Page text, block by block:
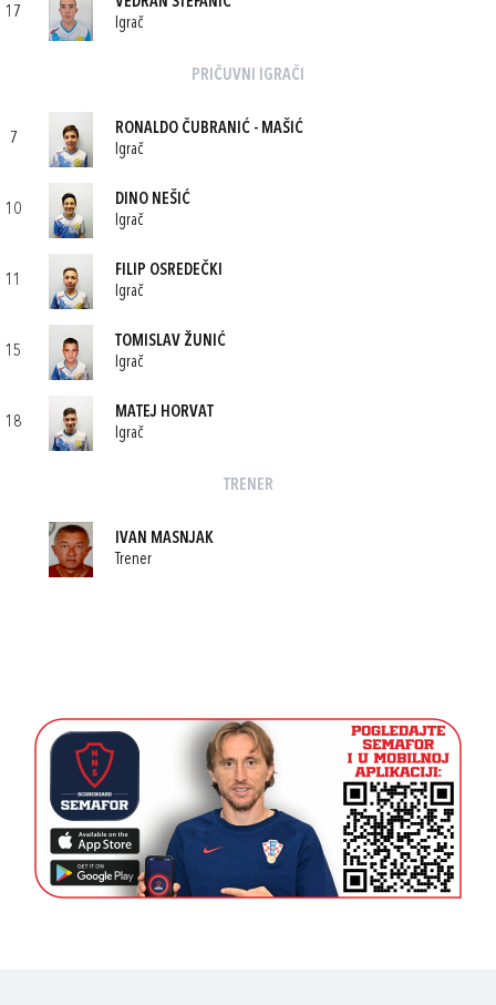
17
Igrač
PRIČUVNI IGRAČI
7
RONALDO ČUBRANIĆ - MAŠIĆ
Igrač
10
DINO NEŠIĆ
Igrač
11
FILIP OSREDEČKI
Igrač
15
TOMISLAV ŽUNIĆ
Igrač
18
MATEJ HORVAT
Igrač
TRENER
IVAN MASNJAK
Trener